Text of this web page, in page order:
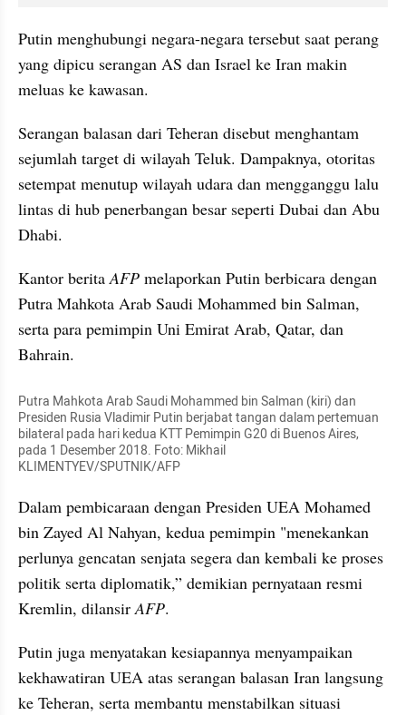
Putin menghubungi negara-negara tersebut saat perang
yang dipicu serangan AS dan Israel ke Iran makin
meluas ke kawasan.
Serangan balasan dari Teheran disebut menghantam
sejumlah target di wilayah Teluk. Dampaknya, otoritas
setempat menutup wilayah udara dan mengganggu lalu
lintas di hub penerbangan besar seperti Dubai dan Abu
Dhabi.
Kantor berita AFP melaporkan Putin berbicara dengan
Putra Mahkota Arab Saudi Mohammed bin Salman,
serta para pemimpin Uni Emirat Arab, Qatar, dan
Bahrain.
Putra Mahkota Arab Saudi Mohammed bin Salman (kiri) dan
Presiden Rusia Vladimir Putin berjabat tangan dalam pertemuan
bilateral pada hari kedua KTT Pemimpin G20 di Buenos Aires,
pada 1 Desember 2018. Foto: Mikhail
KLIMENTYEV/SPUTNIK/AFP
Dalam pembicaraan dengan Presiden UEA Mohamed
bin Zayed Al Nahyan, kedua pemimpin "menekankan
perlunya gencatan senjata segera dan kembali ke proses
politik serta diplomatik,” demikian pernyataan resmi
Kremlin, dilansir AFP.
Putin juga menyatakan kesiapannya menyampaikan
kekhawatiran UEA atas serangan balasan Iran langsung
ke Teheran, serta membantu menstabilkan situasi